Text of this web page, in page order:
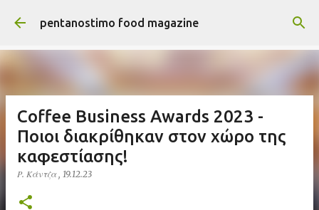
Μετάβαση στο κύριο περιεχόμενο
pentanostimo food magazine
Coffee Business Awards 2023 -
Ποιοι διακρίθηκαν στον χώρο της
καφεστίασης!
Ρ. Κάντζα , 19.12.23